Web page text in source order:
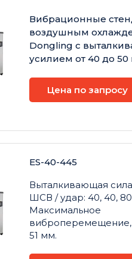
Вибрационные
воздушным
Dongling с
усилием от 40 до 50
Цена по запросу
ES-40-445
Выталкивающая
ШСВ / удар: 40, 40,
Максимальное
виброперемещение,
51 мм.